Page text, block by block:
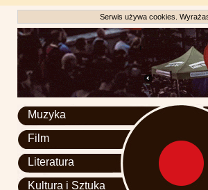
Serwis używa cookies.
Muzyka
Film
Literatura
Kultura i Sztuka